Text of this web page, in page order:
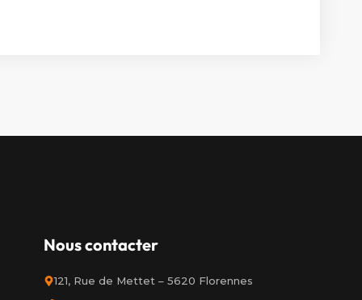
Nous contacter
121, Rue de Mettet – 5620 Florennes